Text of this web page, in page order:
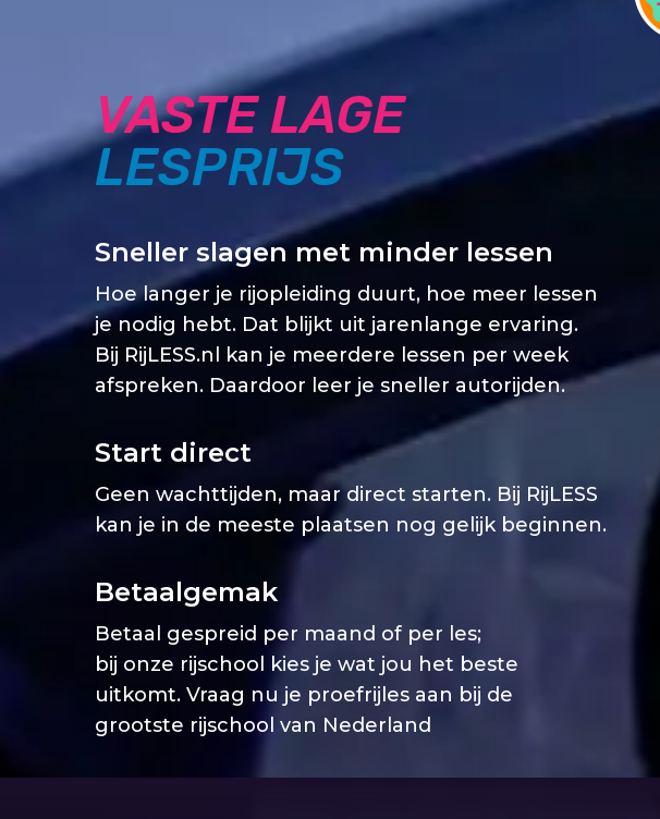
VASTE LAGE
LESPRIJS
Sneller slagen met minder lessen
Hoe langer je rijopleiding duurt, hoe meer lessen
je nodig hebt. Dat blijkt uit jarenlange ervaring.
Bij RijLESS.nl kan je meerdere lessen per week
afspreken. Daardoor leer je sneller autorijden.
Start direct
Geen wachttijden, maar direct starten. Bij RijLESS
kan je in de meeste plaatsen nog gelijk beginnen.
Betaalgemak
Betaal gespreid per maand of per les;
bij onze rijschool kies je wat jou het beste
uitkomt. Vraag nu je proefrijles aan bij de
grootste rijschool van Nederland